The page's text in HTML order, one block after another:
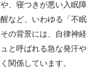
、寝つきが悪い入眠障
など、いわゆる「不眠
の背景には、自律神経
と呼ばれる急な発汗や
関係しています。